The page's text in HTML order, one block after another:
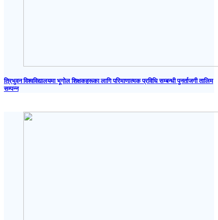
त्रिभुवन विश्वविद्यालयमा भूगोल शिक्षकहरूका लागि परिमाणात्मक प्रविधि सम्बन्धी पुनर्ताजगी तालिम
सम्पन्न